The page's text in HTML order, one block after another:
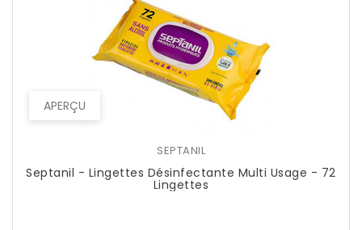
APERÇU
SEPTANIL
Septanil - Lingettes Désinfectante Multi Usage - 72
Lingettes